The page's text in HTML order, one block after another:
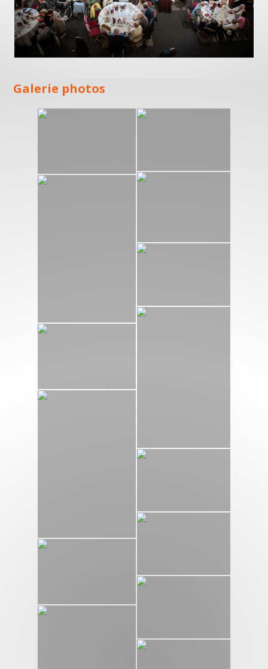
Galerie photos